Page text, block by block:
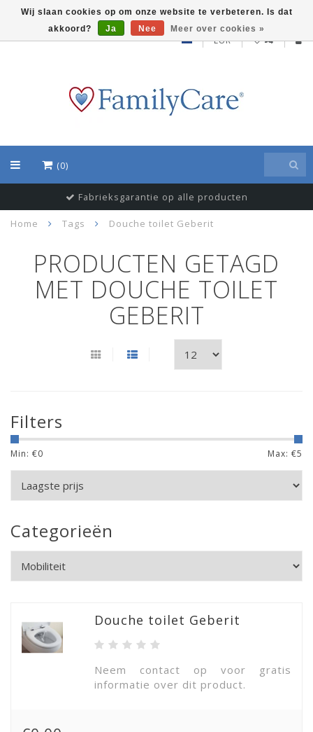
EUR
(0)
Fabrieksgarantie op alle producten
Home Tags Douche toilet Geberit
PRODUCTEN GETAGD
MET DOUCHE TOILET
GEBERIT
Filters
Min: €0 Max: €5
Categorieën
Douche toilet Geberit
Neem contact op voor gratis
informatie over dit product.
Wij slaan cookies op om onze website te verbeteren. Is dat
akkoord?
Ja Nee Meer over cookies »